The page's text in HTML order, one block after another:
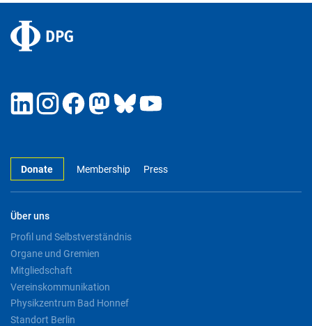
Donate Membership Press
Über uns
Profil und Selbstverständnis
Organe und Gremien
Mitgliedschaft
Vereinskommunikation
Physikzentrum Bad Honnef
Standort Berlin